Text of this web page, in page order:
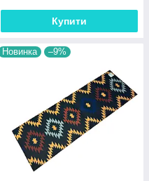
Купити
Новинка –9%